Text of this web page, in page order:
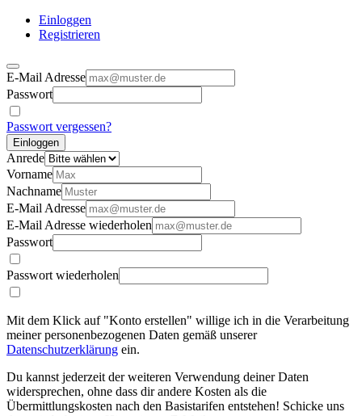
Einloggen
Registrieren
E-Mail Adresse
Passwort
Passwort vergessen?
Einloggen
Anrede
Vorname
Nachname
E-Mail Adresse
E-Mail Adresse wiederholen
Passwort
Passwort wiederholen
Mit dem Klick auf "Konto erstellen" willige ich in die Verarbeitung
meiner personenbezogenen Daten gemäß unserer
Datenschutzerklärung ein.
Du kannst jederzeit der weiteren Verwendung deiner Daten
widersprechen, ohne dass dir andere Kosten als die
Übermittlungskosten nach den Basistarifen entstehen! Schicke uns